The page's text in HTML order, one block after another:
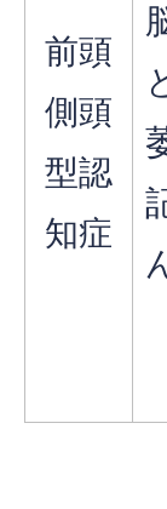
前頭
側頭
型認
知症